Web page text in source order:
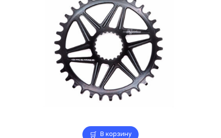
В корзину